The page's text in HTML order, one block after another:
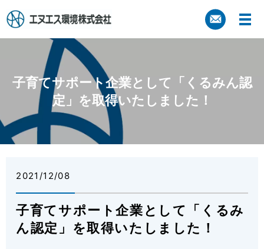
子育てサポート企業として「くるみん認
定」を取得いたしました！
2021/12/08
子育てサポート企業として「くるみ
ん認定」を取得いたしました！